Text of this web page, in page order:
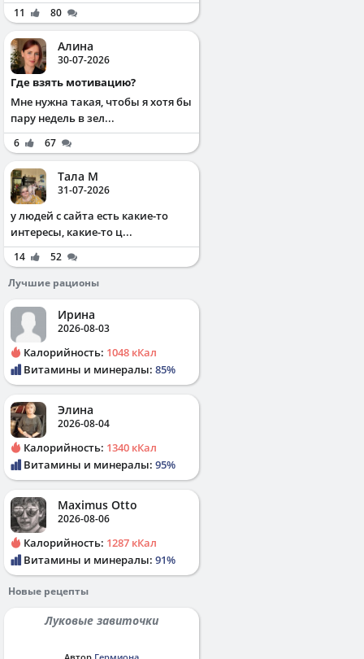
11 80
Алина
30-07-2026
Где взять мотивацию?
Мне нужна такая, чтобы я хотя бы
пару недель в зел...
6 67
Тала М
31-07-2026
у людей с сайта есть какие-то
интересы, какие-то ц...
14
52
Лучшие рационы
Ирина
2026-08-03
Калорийность: 1048 кКал
Витамины и минералы: 85%
Элина
2026-08-04
Калорийность: 1340 кКал
Витамины и минералы: 95%
Maximus Otto
2026-08-06
Калорийность: 1287 кКал
Витамины и минералы: 91%
Новые рецепты
Луковые завиточки